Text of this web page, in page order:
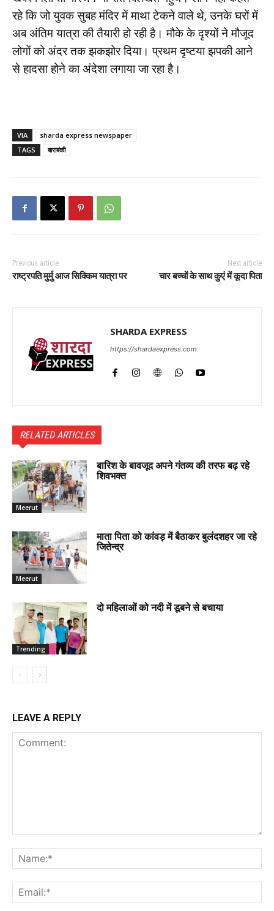
रहे कि जो युवक सुबह मंदिर में माथा टेकने वाले थे, उनके घरों में
अब अंतिम यात्रा की तैयारी हो रही है। मौके के दृश्यों ने मौजूद
लोगों को अंदर तक झकझोर दिया। प्रथम दृष्टया झपकी आने
से हादसा होने का अंदेशा लगाया जा रहा है।
VIA
sharda express newspaper
TAGS
बाराबंकी
Previous article
राष्ट्रपति मुर्मु आज सिक्किम यात्रा पर
Next article
चार बच्चों के साथ कुएं में कूदा पिता
SHARDA EXPRESS
https://shardaexpress.com
RELATED ARTICLES
Meerut
बारिश के बावजूद अपने गंतव्य की तरफ बढ़ रहे
शिवभक्त
Meerut
माता पिता को कांवड़ में बैठाकर बुलंदशहर जा रहे
जितेन्द्र
Trending
दो महिलाओं को नदी में डूबने से बचाया
LEAVE A REPLY